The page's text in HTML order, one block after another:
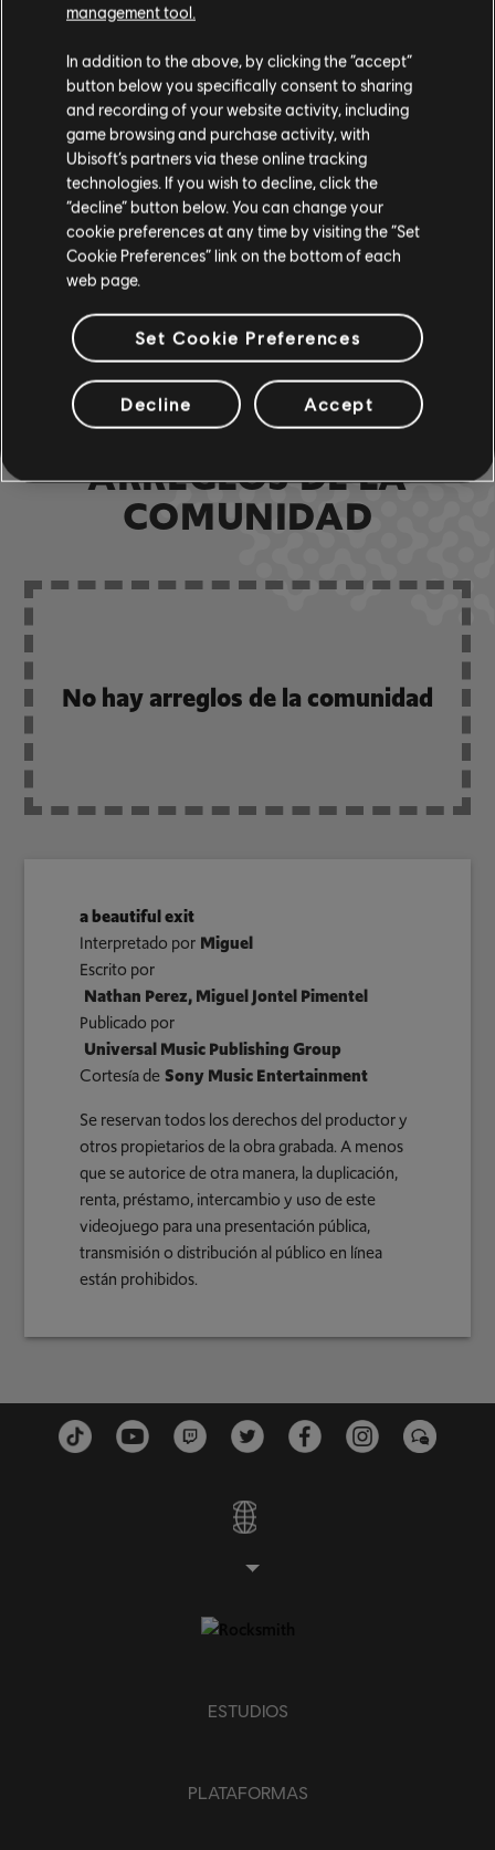
Tabla de acordes
Guitarra principal
Tabla de bajo
ARREGLOS DE LA
COMUNIDAD
No hay arreglos de la comunidad
a beautiful exit
Interpretado por Miguel
Escrito por
Nathan Perez, Miguel Jontel Pimentel
Publicado por
Universal Music Publishing Group
Cortesía deSony Music Entertainment
Se reservan todos los derechos del productor y
otros propietarios de la obra grabada. A menos
que se autorice de otra manera, la duplicación,
renta, préstamo, intercambio y uso de este
videojuego para una presentación pública,
transmisión o distribución al público en línea
están prohibidos.
ESTUDIOS
PLATAFORMAS
management tool.
In addition to the above, by clicking the “accept”
button below you specifically consent to sharing
and recording of your website activity, including
game browsing and purchase activity, with
Ubisoft’s partners via these online tracking
technologies. If you wish to decline, click the
“decline” button below. You can change your
cookie preferences at any time by visiting the “Set
Cookie Preferences” link on the bottom of each
web page.
Set Cookie Preferences
Decline Accept